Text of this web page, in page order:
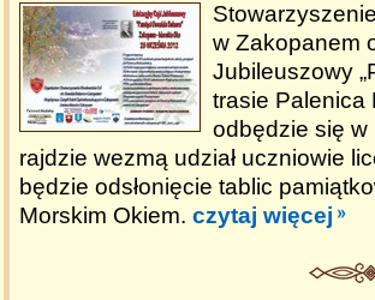
w Zakopanem
Jubileuszowy
trasie Palenica
odbędzie się w
rajdzie wezmą udział uczniowie
będzie odsłonięcie tablic
Morskim Okiem. czytaj więcej